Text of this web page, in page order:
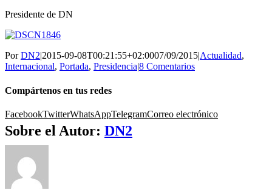
Presidente de DN
PorDN2|2015-09-08T00:21:55+02:0007/09/2015|Actualidad,
Internacional, Portada, Presidencia|8 Comentarios
Compártenos en tus redes
FacebookTwitterWhatsAppTelegramCorreo electrónico
Sobre el Autor: DN2